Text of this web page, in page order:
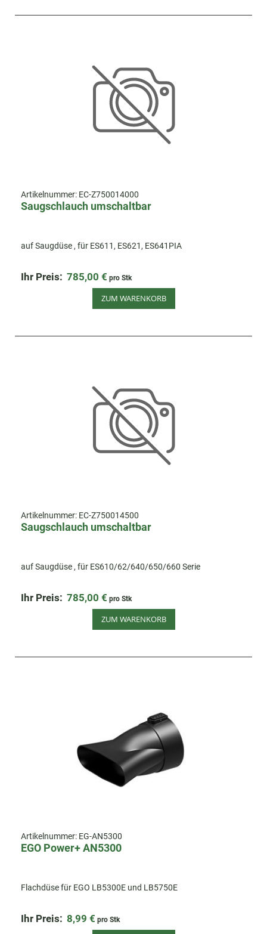
Artikelnummer: EC-Z750014000
Saugschlauch umschaltbar
auf Saugdüse , für ES611, ES621, ES641PIA
Ihr Preis: 785,00 € pro Stk
ZUM WARENKORB
Artikelnummer: EC-Z750014500
Saugschlauch umschaltbar
auf Saugdüse , für ES610/62/640/650/660 Serie
Ihr Preis: 785,00 € pro Stk
ZUM WARENKORB
Artikelnummer: EG-AN5300
EGO Power+ AN5300
Flachdüse für EGO LB5300E und LB5750E
Ihr Preis: 8,99 € pro Stk